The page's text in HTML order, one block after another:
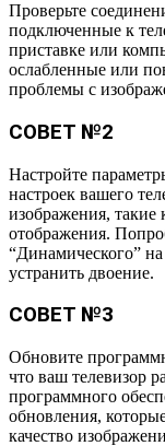
Проверьте
подключенные к
приставке или
ослабленные или
проблемы с
СОВЕТ №2
Настройте
настроек вашего
изображения, такие
отображения.
“Динамического”
устранить двоение.
СОВЕТ №3
Обновите
что ваш телевизор
программного
обновления,
качество